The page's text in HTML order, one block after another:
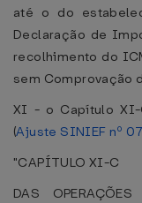
até o do
Declaração de
recolhimento do
sem Comprovação
XI - o Capítulo XI-
(Ajuste SINIEF nº
"CAPÍTULO XI-C
DAS